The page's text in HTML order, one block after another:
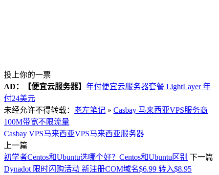
投上你的一票
AD：
【便宜云服务器】 年付便宜云服务器套餐 LightLayer 年
付24美元
未经允许不得转载： 老左笔记 » Casbay 马来西亚VPS服务商
100M带宽不限流量
Casbay VPS马来西亚VPS马来西亚服务器
上一篇
初学者Centos和Ubuntu选哪个好？Centos和Ubuntu区别 下一篇
Dynadot 限时闪购活动 新注册COM域名$6.99 转入$8.95